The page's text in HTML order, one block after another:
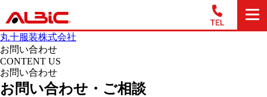
丸十服装株式会社
お問い合わせ
CONTENT US
お問い合わせ
お問い合わせ・ご相談